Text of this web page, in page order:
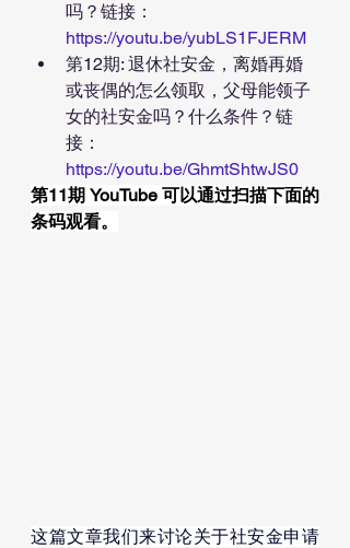
吗？链接：
https://youtu.be/yubLS1FJERM
第12期: 退休社安金，离婚再婚
或丧偶的怎么领取，父母能领子
女的社安金吗？什么条件？链
接：
https://youtu.be/GhmtShtwJS0
第11期 YouTube 可以通过扫描下面的
条码观看。
这篇文章我们来讨论关于社安金申请